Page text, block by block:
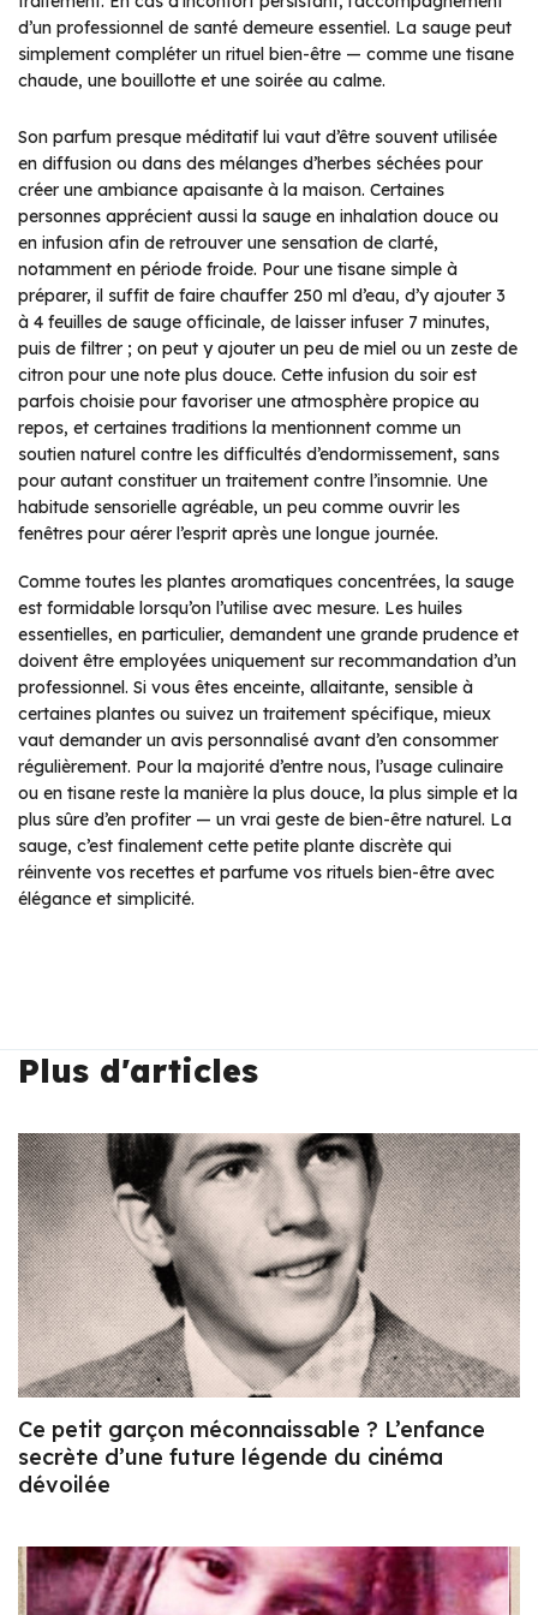
d’un professionnel de santé demeure essentiel. La sauge peut
simplement compléter un rituel bien-être — comme une tisane
chaude, une bouillotte et une soirée au calme.
Son parfum presque méditatif lui vaut d’être souvent utilisée
en diffusion ou dans des mélanges d’herbes séchées pour
créer une ambiance apaisante à la maison. Certaines
personnes apprécient aussi la sauge en inhalation douce ou
en infusion afin de retrouver une sensation de clarté,
notamment en période froide. Pour une tisane simple à
préparer, il suffit de faire chauffer 250 ml d’eau, d’y ajouter 3
à 4 feuilles de sauge officinale, de laisser infuser 7 minutes,
puis de filtrer ; on peut y ajouter un peu de miel ou un zeste de
citron pour une note plus douce. Cette infusion du soir est
parfois choisie pour favoriser une atmosphère propice au
repos, et certaines traditions la mentionnent comme un
soutien naturel contre les difficultés d’endormissement, sans
pour autant constituer un traitement contre l’insomnie. Une
habitude sensorielle agréable, un peu comme ouvrir les
fenêtres pour aérer l’esprit après une longue journée.
Comme toutes les plantes aromatiques concentrées, la sauge
est formidable lorsqu’on l’utilise avec mesure. Les huiles
essentielles, en particulier, demandent une grande prudence et
doivent être employées uniquement sur recommandation d’un
professionnel. Si vous êtes enceinte, allaitante, sensible à
certaines plantes ou suivez un traitement spécifique, mieux
vaut demander un avis personnalisé avant d’en consommer
régulièrement. Pour la majorité d’entre nous, l’usage culinaire
ou en tisane reste la manière la plus douce, la plus simple et la
plus sûre d’en profiter — un vrai geste de bien-être naturel. La
sauge, c’est finalement cette petite plante discrète qui
réinvente vos recettes et parfume vos rituels bien-être avec
élégance et simplicité.
Plus d'articles
Ce petit garçon méconnaissable ? L’enfance
secrète d’une future légende du cinéma
dévoilée